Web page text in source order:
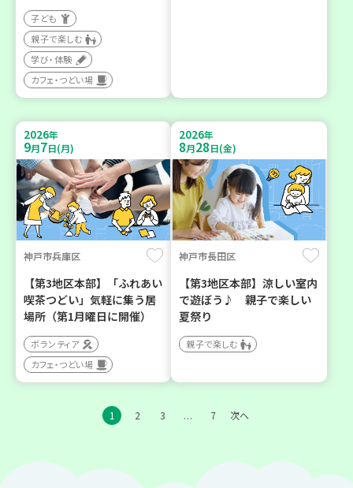
子ども
親子で楽しむ
学び・体験
カフェ・つどい場
2026年
9月7日(月)
神戸市兵庫区
【第3地区本部】「ふれあい
喫茶つどい」気軽に集う居
場所（第1月曜日に開催）
ボランティア
カフェ・つどい場
2026年
8月28日(金)
神戸市長田区
【第3地区本部】涼しい室内
で遊ぼう♪ 親子で楽しい
夏祭り
親子で楽しむ
1 2 3 … 7 次へ